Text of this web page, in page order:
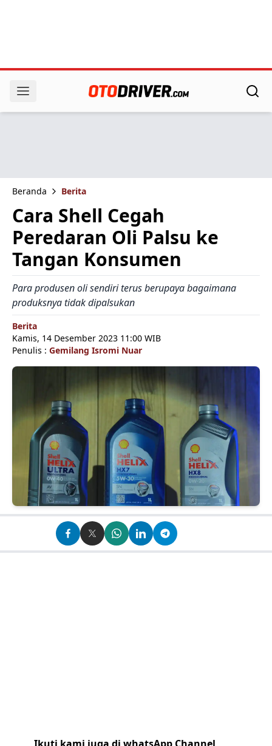
Beranda Berita
Cara Shell Cegah
Peredaran Oli Palsu ke
Tangan Konsumen
Para produsen oli sendiri terus berupaya bagaimana
produksnya tidak dipalsukan
Berita
Kamis, 14 Desember 2023 11:00 WIB
Penulis : Gemilang Isromi Nuar